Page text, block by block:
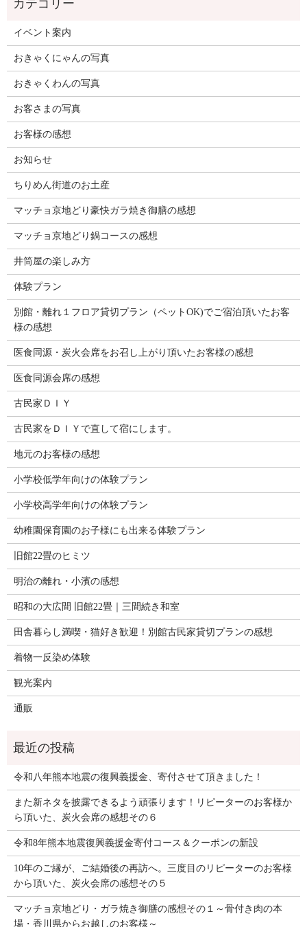
イベント案内
おきゃくにゃんの写真
おきゃくわんの写真
お客さまの写真
お客様の感想
お知らせ
ちりめん街道のお土産
マッチョ京地どり豪快ガラ焼き御膳の感想
マッチョ京地どり鍋コースの感想
井筒屋の楽しみ方
体験プラン
別館・離れ１フロア貸切プラン（ペットOK)でご宿泊頂いたお客
様の感想
医食同源・炭火会席をお召し上がり頂いたお客様の感想
医食同源会席の感想
古民家ＤＩＹ
古民家をＤＩＹで直して宿にします。
地元のお客様の感想
小学校低学年向けの体験プラン
小学校高学年向けの体験プラン
幼稚園保育園のお子様にも出来る体験プラン
旧館22畳のヒミツ
明治の離れ・小濱の感想
昭和の大広間 旧館22畳｜三間続き和室
田舎暮らし満喫・猫好き歓迎！別館古民家貸切プランの感想
着物一反染め体験
観光案内
通販
令和八年熊本地震の復興義援金、寄付させて頂きました！
また新ネタを披露できるよう頑張ります！リピーターのお客様か
ら頂いた、炭火会席の感想その６
令和8年熊本地震復興義援金寄付コース＆クーポンの新設
10年のご縁が、ご結婚後の再訪へ。三度目のリピーターのお客様
から頂いた、炭火会席の感想その５
マッチョ京地どり・ガラ焼き御膳の感想その１～骨付き肉の本
場・香川県からお越しのお客様～